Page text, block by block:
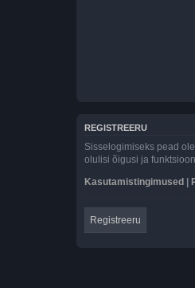
REGISTREERU
Sisselogimiseks pead
olulisi õigusi ja
Kasutamistingimused |
Registreeru